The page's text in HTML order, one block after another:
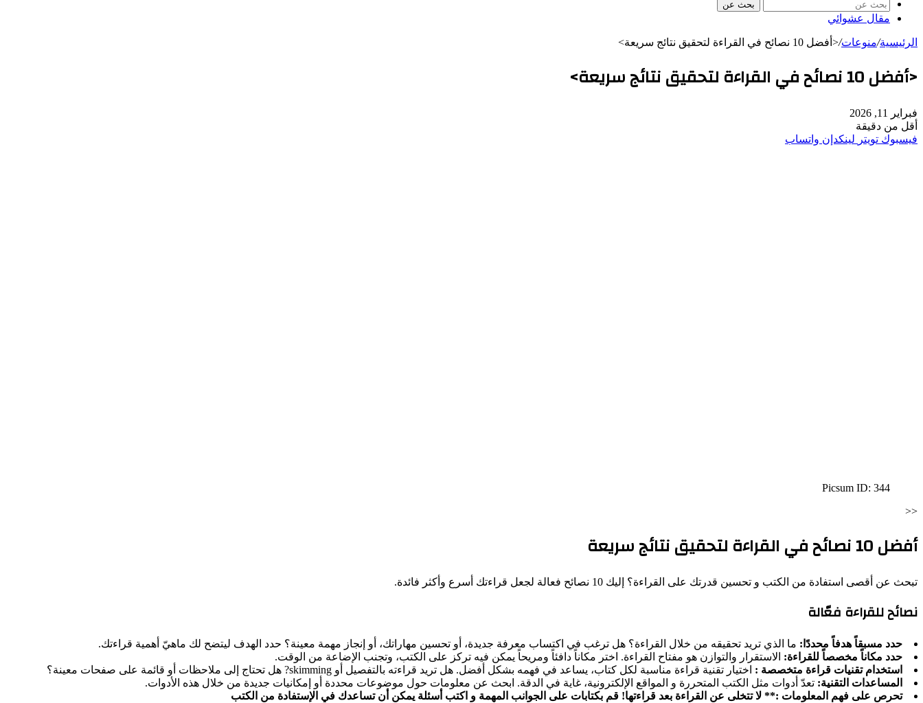
بحث عن
مقال عشوائي
الرئيسية/منوعات/<أفضل 10 نصائح في القراءة لتحقيق نتائج سريعة>
<أفضل 10 نصائح في القراءة لتحقيق نتائج سريعة>
فبراير 11, 2026
أقل من دقيقة
فيسبوك تويتر لينكدإن واتساب
Picsum ID: 344
<<
أفضل 10 نصائح في القراءة لتحقيق نتائج سريعة
تبحث عن أقصى استفادة من الكتب و تحسين قدرتك على القراءة؟ إليك 10 نصائح فعالة لجعل قراءتك أسرع وأكثر فائدة.
نصائح للقراءة فعّالة
حدد مسبقاً هدفاً محددًا: ما الذي تريد تحقيقه من خلال القراءة؟ هل ترغب في اكتساب معرفة جديدة، أو تحسين مهاراتك، أو إنجاز مهمة معينة؟ حدد الهدف ليتضح لك ماهيّ أهمية قراءتك.
حدد مكاناً مخصصاً للقراءة: الاستقرار والتوازن هو مفتاح القراءة. اختر مكاناً دافئاً ومريحاً يمكن فيه تركز على الكتب، وتجنب الإضاعة من الوقت.
استخدام تقنيات قراءة متخصصة : اختيار تقنية قراءة مناسبة لكل كتاب، يساعد في فهمه بشكل أفضل. هل تريد قراءته بالتفصيل أو skimming? هل تحتاج إلى ملاحظات أو قائمة على صفحات معينة؟
المساعدات التقنية: تعدّ أدوات مثل الكتب المتحررة و المواقع الإلكترونية، غاية في الدقة. ابحث عن معلومات حول موضوعات محددة أو إمكانيات جديدة من خلال هذه الأدوات.
تحرص على فهم المعلومات :** لا تتخلى عن القراءة بعد قراءتها! قم بكتابات على الجوانب المهمة و اكتب أسئلة يمكن أن تساعدك في الإستفادة من الكتب